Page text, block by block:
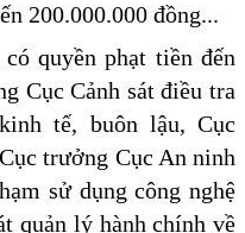
200.000.000 đồng...
quyền phạt tiền đến
Cục Cảnh sát điều tra
tế, buôn lậu, Cục
trưởng Cục An ninh
sử dụng công nghệ
quản lý hành chính về